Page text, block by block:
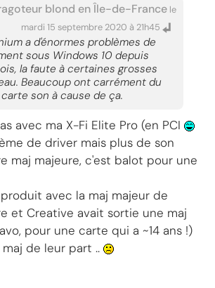
blond en Île-de-France le
mardi 15 septembre 2020 à 21h45
a d'énormes problèmes de
sous Windows 10 depuis
la faute à certaines grosses
Beaucoup ont carrément du
son à cause de ça.
avec ma X-Fi Elite Pro (en PCI
de driver mais plus de son
maj majeure, c'est balot pour une
avec la maj majeur de
et Creative avait sortie une maj
pour une carte qui a ~14 ans !)
de leur part ..